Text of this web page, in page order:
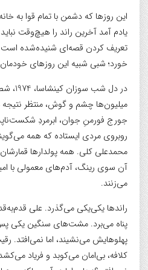
این روزها که دشمن با تمام قوا به
یادم آمد آخرین راند را هیچ‌وقت
تعریف کردن قصه‌ای شنیده‌شده
خورد؛ شبی شبیه این روزهای
در دل
میلیون‌ها چشم و گوش، منتظر
جورج فورمنِ جوان، ابرمردِ
روبروی مردی ایستاده که همه
محمدعلی کلی. همه پولدارها قمارشان
آن سوی رینگ، آدم‌های معمولی با
می‌زنند.
راندها یکی‌یکی می‌گذرد. علی
پناه می‌برد. مشت‌های سنگین یکی
پهلوهایش می‌نشیند، اما نمی‌افتد.
کلافه، بی‌امان می‌کوبد و فریاد